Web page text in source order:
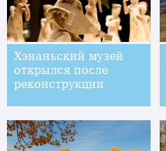
Хэнаньский музей
открылся после
реконструкции